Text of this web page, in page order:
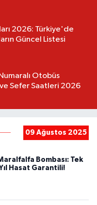
2026: Türkiye'de
Güncel Listesi
Otobüs
Sefer Saatleri 2026
09 Ağustos 2025
Bombası: Tek
Hasat Garantili!